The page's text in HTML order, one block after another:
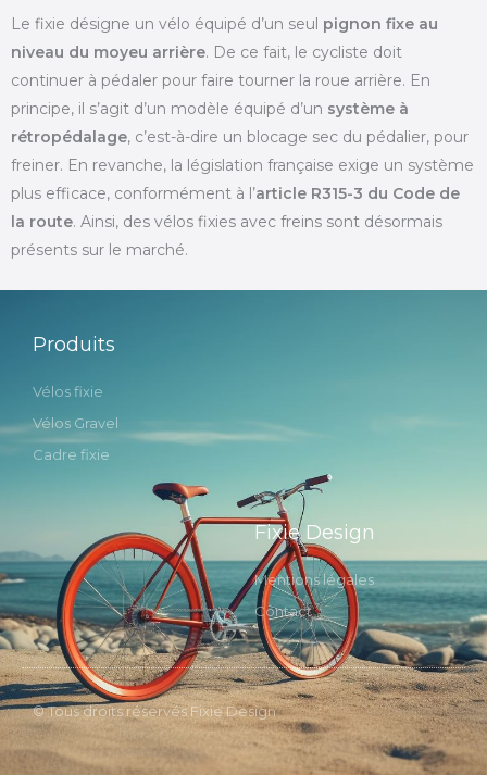
Le fixie désigne un vélo équipé d’un seul pignon fixe au
niveau du moyeu arrière. De ce fait, le cycliste doit
continuer à pédaler pour faire tourner la roue arrière. En
principe, il s’agit d’un modèle équipé d’un système à
rétropédalage, c’est-à-dire un blocage sec du pédalier, pour
freiner. En revanche, la législation française exige un système
plus efficace, conformément à l’article R315-3 du Code de
la route. Ainsi, des vélos fixies avec freins sont désormais
présents sur le marché.
Produits
Vélos fixie
Vélos Gravel
Cadre fixie
Fixie Design
Mentions légales
Contact
© Tous droits réservés Fixie Design